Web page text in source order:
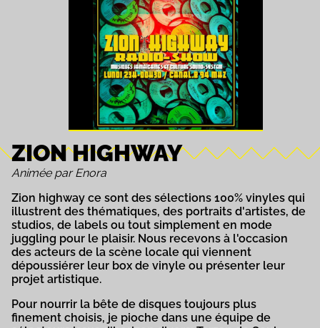
ZION HIGHWAY
Animée par Enora
Zion highway ce sont des sélections 100% vinyles qui
illustrent des thématiques, des portraits d'artistes, de
studios, de labels ou tout simplement en mode
juggling pour le plaisir. Nous recevons à l'occasion
des acteurs de la scène locale qui viennent
dépoussiérer leur box de vinyle ou présenter leur
projet artistique.
Pour nourrir la bête de disques toujours plus
finement choisis, je pioche dans une équipe de